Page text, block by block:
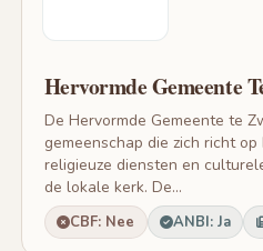
Hervormde Gemeente
De Hervormde Gemeente te
gemeenschap die zich richt
religieuze diensten en
de lokale kerk. De...
CBF: Nee ANBI: Ja